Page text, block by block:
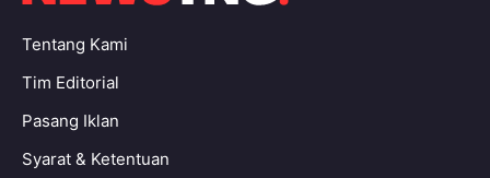
Tentang Kami
Tim Editorial
Pasang Iklan
Syarat & Ketentuan